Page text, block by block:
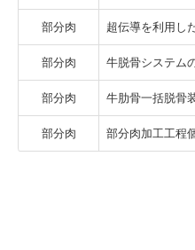
部分肉 超伝導を利用し
部分肉 牛脱骨システム
部分肉 牛肋骨一括脱骨
部分肉 部分肉加工工程